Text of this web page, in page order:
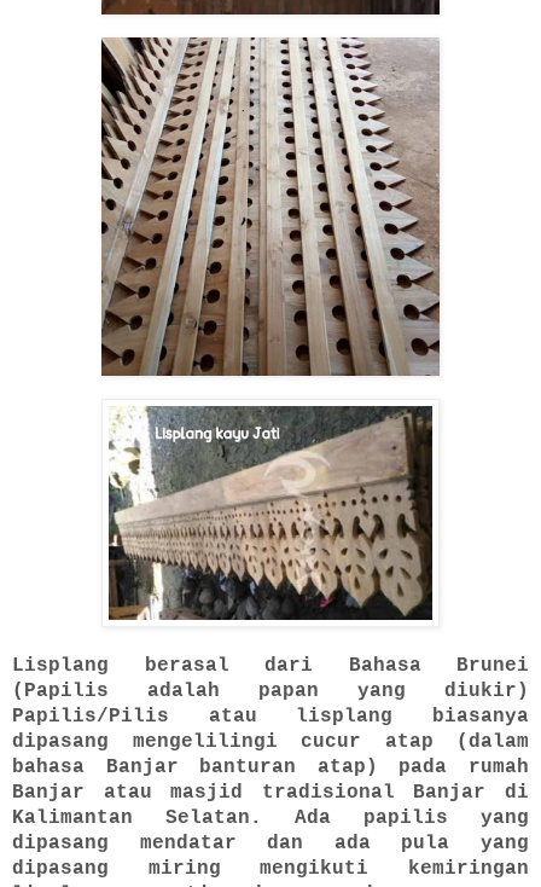
Lisplang berasal dari Bahasa Brunei
(Papilis adalah papan yang diukir)
Papilis/Pilis atau lisplang biasanya
dipasang mengelilingi cucur atap (dalam
bahasa Banjar banturan atap) pada rumah
Banjar atau masjid tradisional Banjar di
Kalimantan Selatan. Ada papilis yang
dipasang mendatar dan ada pula yang
dipasang miring mengikuti kemiringan